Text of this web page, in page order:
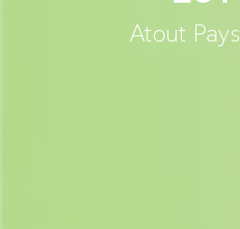
Atout